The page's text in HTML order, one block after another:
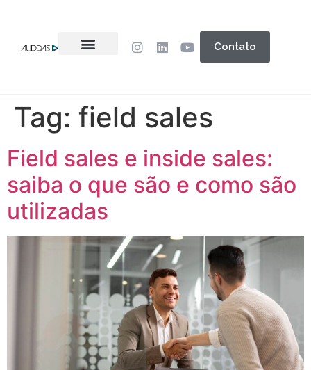
Contato
Tag: field sales
Field sales e inside sales:
saiba o que são e como são
utilizadas